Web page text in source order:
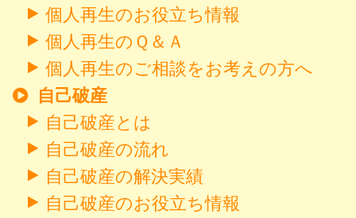
個人再生のお役立ち情報
個人再生のＱ＆Ａ
個人再生のご相談をお考えの方へ
自己破産
自己破産とは
自己破産の流れ
自己破産の解決実績
自己破産のお役立ち情報